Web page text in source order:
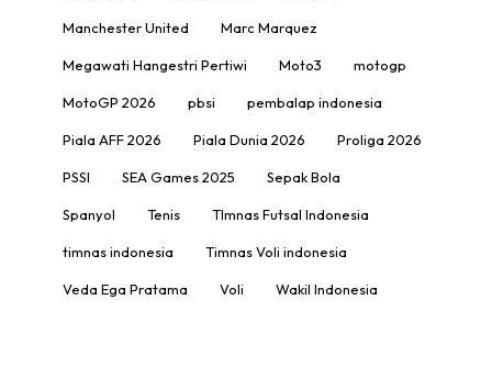
Manchester United Marc Marquez
Megawati Hangestri Pertiwi Moto3 motogp
MotoGP 2026 pbsi pembalap indonesia
Piala AFF 2026 Piala Dunia 2026 Proliga 2026
PSSI SEA Games 2025 Sepak Bola
Spanyol Tenis TImnas Futsal Indonesia
timnas indonesia Timnas Voli indonesia
Veda Ega Pratama Voli Wakil Indonesia